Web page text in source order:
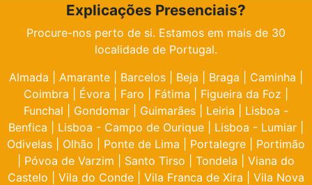
Explicações Presenciais?
Procure-nos perto de si. Estamos em mais de 30
localidade de Portugal.
Almada
Amarante Barcelos Beja Braga Caminha
Coimbra
Évora Faro Fátima Figueira da Foz
Funchal
Gondomar Guimarães Leiria
Lisboa -
Benfica
Lisboa - Campo de Ourique Lisboa - Lumiar
Odivelas
Olhão Ponte de Lima Portalegre
Portimão
Póvoa de Varzim Santo Tirso Tondela
Viana do
Castelo
Vila do Conde Vila Franca de Xira
Vila Nova